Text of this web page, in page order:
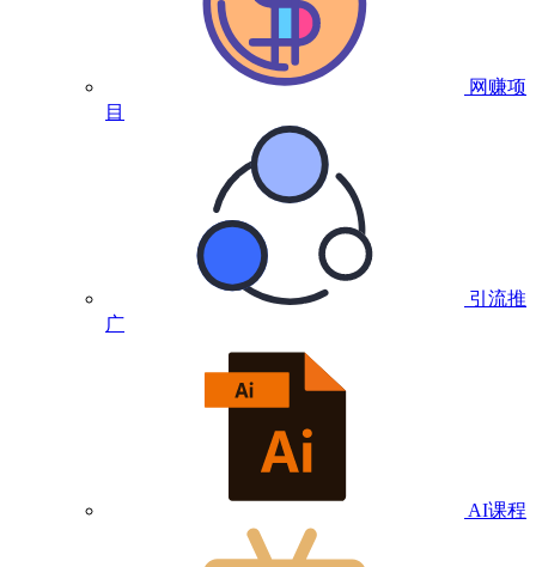
网赚项
目
引流推
广
AI课程